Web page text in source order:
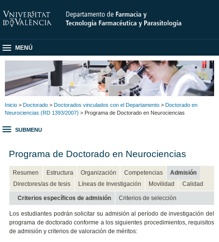
MENÚ
Inicio > Doctorado > Doctorados vinculados con el Departamento > Doctorado en
Neurociencias (RD 1393/2007) > Programa de Doctorado en Neurociencias
SUBMENU
Programa de Doctorado en Neurociencias
Resumen Estructura Organización Competencias
Admisión
Directores/as de tesis
Líneas de Investigación Movilidad Calidad
Criterios específicos de admisión Criterios de selección
Los estudiantes podrán solicitar su admisión al período de investigación del
programa de doctorado conforme a los siguientes procedimientos, requisitos
de admisión y criterios de valoración de méritos: